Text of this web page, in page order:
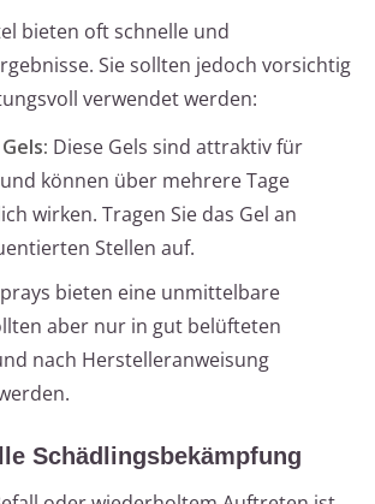
bieten oft schnelle und
Sie sollten jedoch vorsichtig
verwendet werden:
Diese Gels sind attraktiv für
können über mehrere Tage
wirken. Tragen Sie das Gel an
Stellen auf.
bieten eine unmittelbare
aber nur in gut belüfteten
nach Herstelleranweisung
Schädlingsbekämpfung